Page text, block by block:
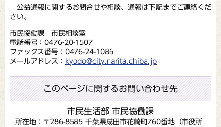
公益通報に関するお問合せや相談、通報は下記までご連絡くだ
さい。
市民協働課 市民相談室
電話番号：0476-20-1507
ファックス番号：0476-24-1086
メールアドレス： kyodo@city.narita.chiba.jp
このページに関するお問い合わせ先
市民生活部 市民協働課
所在地：〒286-8585 千葉県成田市花崎町760番地（市役所